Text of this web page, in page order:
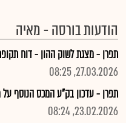
הודעות בורסה - מאיה
תפרן - מצגת לשוק ההון - דוח תקופתי
27.03.2026, 08:25
תפרן - עדכון בק"ע המכס הנוסף
23.02.2026, 08:24